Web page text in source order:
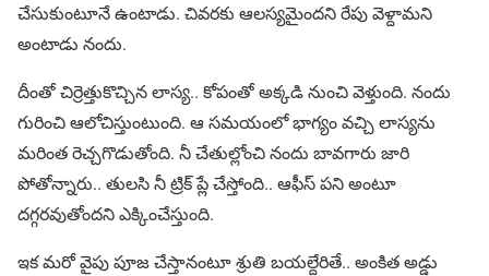
చేసుకుంటూనే ఉంటాడు. చివరకు ఆలస్యమైందని రేపు వెళ్దామని
అంటాడు నందు.
దీంతో చిర్రెత్తుకొచ్చిన లాస్య.. కోపంతో అక్కడి నుంచి వెళ్తుంది. నందు
గురించి ఆలోచిస్తుంటుంది. ఆ సమయంలో భాగ్యం వచ్చి లాస్యను
మరింత రెచ్చగొడుతోంది. నీ చేతుల్లోంచి నందు బావగారు జారి
పోతోన్నారు.. తులసి నీ ట్రిక్ ప్లే చేస్తోంది.. ఆఫీస్ పని అంటూ
దగ్గరవుతోందని ఎక్కించేస్తుంది.
ఇక మరో వైపు పూజ చేస్తానంటూ శ్రుతి బయల్దేరితే.. అంకిత అడ్డు